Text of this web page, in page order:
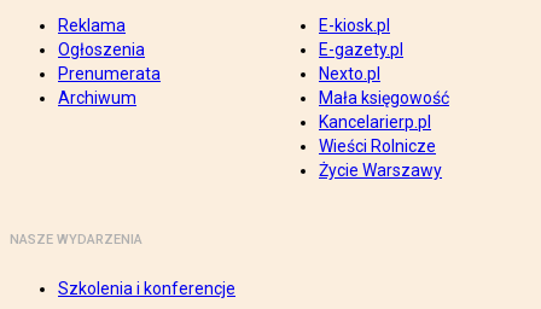
Reklama
Ogłoszenia
Prenumerata
Archiwum
E-kiosk.pl
E-gazety.pl
Nexto.pl
Mała księgowość
Kancelarierp.pl
Wieści Rolnicze
Życie Warszawy
NASZE WYDARZENIA
Szkolenia i konferencje